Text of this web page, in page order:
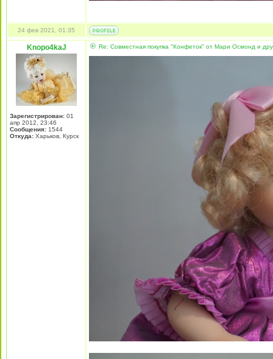
24 фев 2021, 01:35
Knopo4kaJ
Зарегистрирован: 01
апр 2012, 23:46
Сообщения: 1544
Откуда: Харьков, Курск
Re: Совместная покупка "Конфеток" от Мари Осмонд и